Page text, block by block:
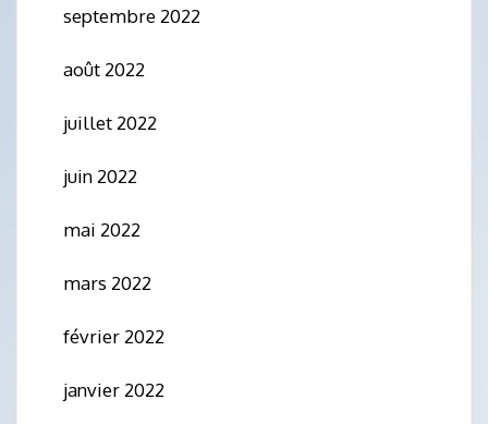
septembre 2022
août 2022
juillet 2022
juin 2022
mai 2022
mars 2022
février 2022
janvier 2022